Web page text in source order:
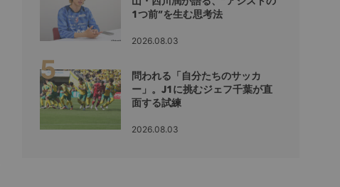
1つ前”を生む思考法
2026.08.03
問われる「自分たちのサッカ
ー」。J1に挑むジェフ千葉が直
面する試練
2026.08.03